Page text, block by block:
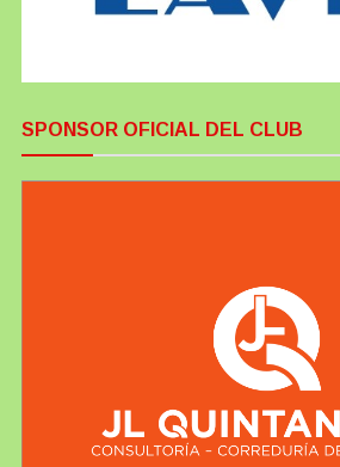
SPONSOR OFICIAL DEL CLUB